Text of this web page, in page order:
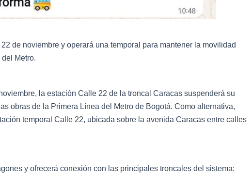
de noviembre y operará una temporal para mantener la movilidad
Metro.
la estación Calle 22 de la troncal Caracas suspenderá su
obras de la Primera Línea del Metro de Bogotá. Como alternativa,
temporal Calle 22, ubicada sobre la avenida Caracas entre calles
y ofrecerá conexión con las principales troncales del sistema: